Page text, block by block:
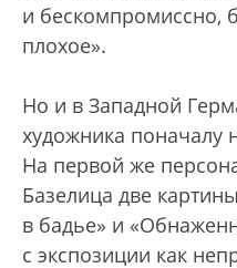
и бескомпромиссно,
плохое».
Но и в Западной
художника
На первой же
Базелица две
в бадье» и
с экспозиции как